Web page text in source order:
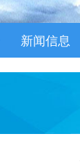
新闻信息